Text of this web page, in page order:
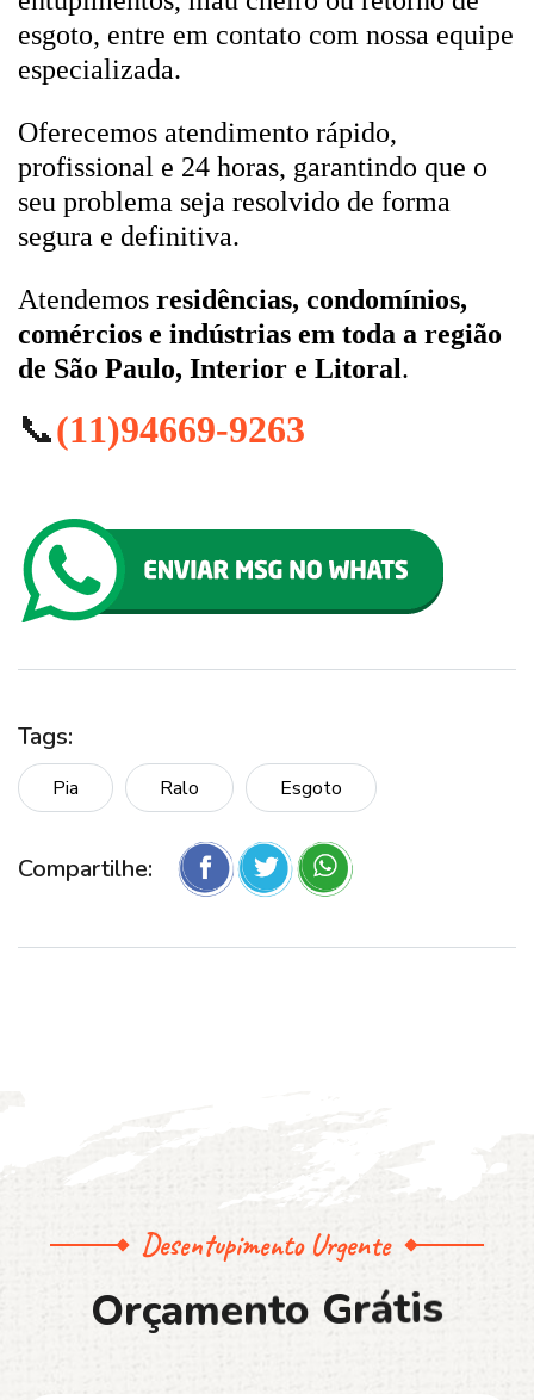
esgoto, entre em contato com nossa equipe
especializada.
Oferecemos atendimento rápido,
profissional e 24 horas, garantindo que o
seu problema seja resolvido de forma
segura e definitiva.
Atendemos residências, condomínios,
comércios e indústrias em toda a região
de São Paulo, Interior e Litoral.
📞(11)94669-9263
Tags:
Pia Ralo Esgoto
Compartilhe:
Desentupimento Urgente
Orçamento Grátis